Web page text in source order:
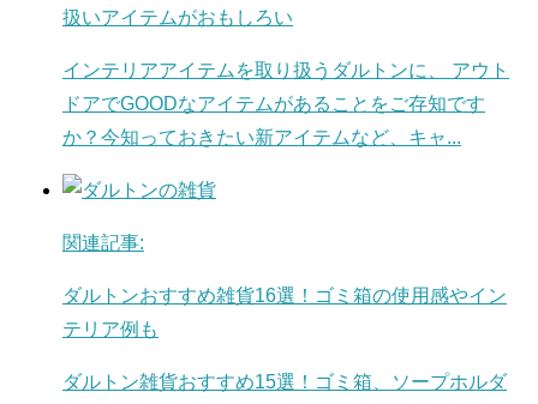
扱いアイテムがおもしろい
インテリアアイテムを取り扱うダルトンに、 アウト
ドアでGOODなアイテムがあることをご存知です
か？今知っておきたい新アイテムなど、キャ...
関連記事:
ダルトンおすすめ雑貨16選！ゴミ箱の使用感やイン
テリア例も
ダルトン雑貨おすすめ15選！ゴミ箱、ソープホルダ